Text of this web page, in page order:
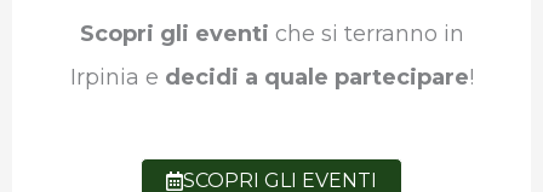
Scopri gli eventi che si terranno in
Irpinia e decidi a quale partecipare!
SCOPRI GLI EVENTI